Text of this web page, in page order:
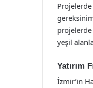
projelerde
yeşil
Yatırım
İzmir’in